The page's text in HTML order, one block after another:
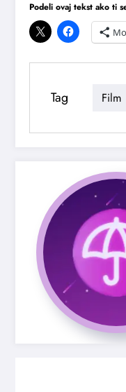
Podeli ovaj tekst ako ti
Tag Film